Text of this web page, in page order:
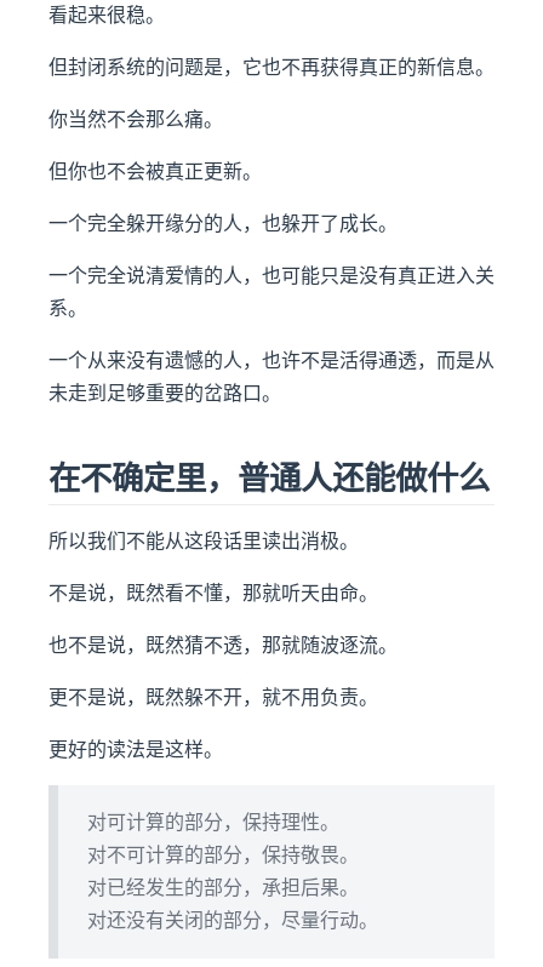
看起来很稳。
但封闭系统的问题是，它也不再获得真正的新信息。
你当然不会那么痛。
但你也不会被真正更新。
一个完全躲开缘分的人，也躲开了成长。
一个完全说清爱情的人，也可能只是没有真正进入关
系。
一个从来没有遗憾的人，也许不是活得通透，而是从
未走到足够重要的岔路口。
在不确定里，普通人还能做什么
所以我们不能从这段话里读出消极。
不是说，既然看不懂，那就听天由命。
也不是说，既然猜不透，那就随波逐流。
更不是说，既然躲不开，就不用负责。
更好的读法是这样。
对可计算的部分，保持理性。
对不可计算的部分，保持敬畏。
对已经发生的部分，承担后果。
对还没有关闭的部分，尽量行动。